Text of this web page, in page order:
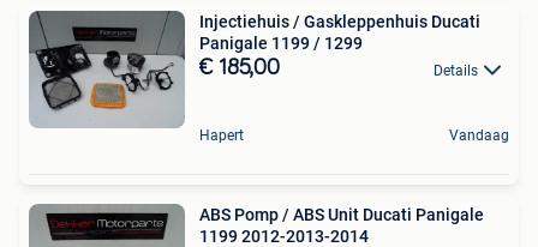
Injectiehuis / Gaskleppenhuis Ducati
Panigale 1199 / 1299
€ 185,00 Details
Hapert Vandaag
ABS Pomp / ABS Unit Ducati Panigale
1199 2012-2013-2014